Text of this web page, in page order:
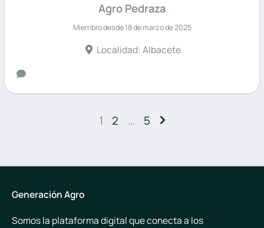
Agro Pedraza
Miembro desde 18 de marzo de 2025
Localidad: Albacete
1 2 … 5
Generación Agro
Somos la plataforma digital que conecta a los